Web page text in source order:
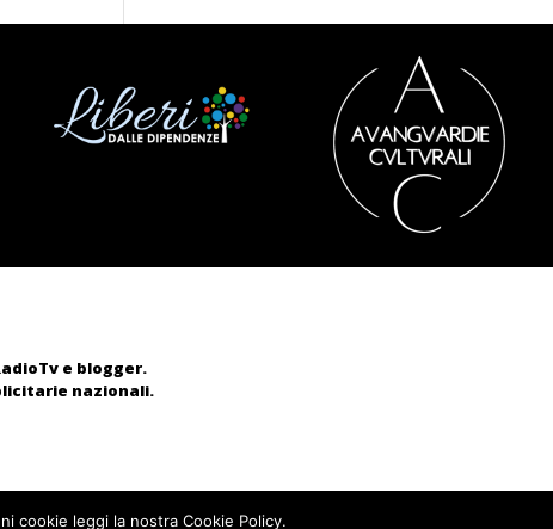
e blogger.
nazionali.
cookie leggi la nostra Cookie Policy.